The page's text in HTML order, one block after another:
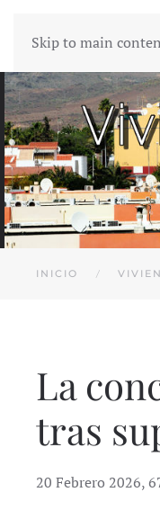
Skip to main
INICIO
La
tras
20 Febrero 2026,